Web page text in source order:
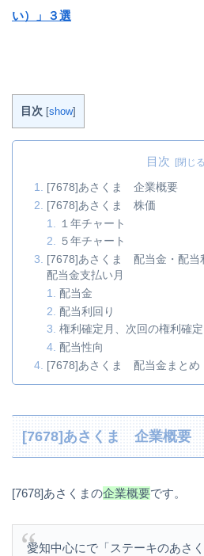
い）」３選
目次 [show]
目次
[7678]あさくま 企業概要
[7678]あさくま 株価
１年チャート
５年チャート
[7678]あさくま 配当金・配当
配当金支払い月
配当金
配当利回り
権利確定月、次回の権利確定
配当性向
[7678]あさくま 配当金まとめ
[7678]あさくま 企業概要
[7678]あさくまの企業概要です。
愛知中心にで「ステーキのあさ